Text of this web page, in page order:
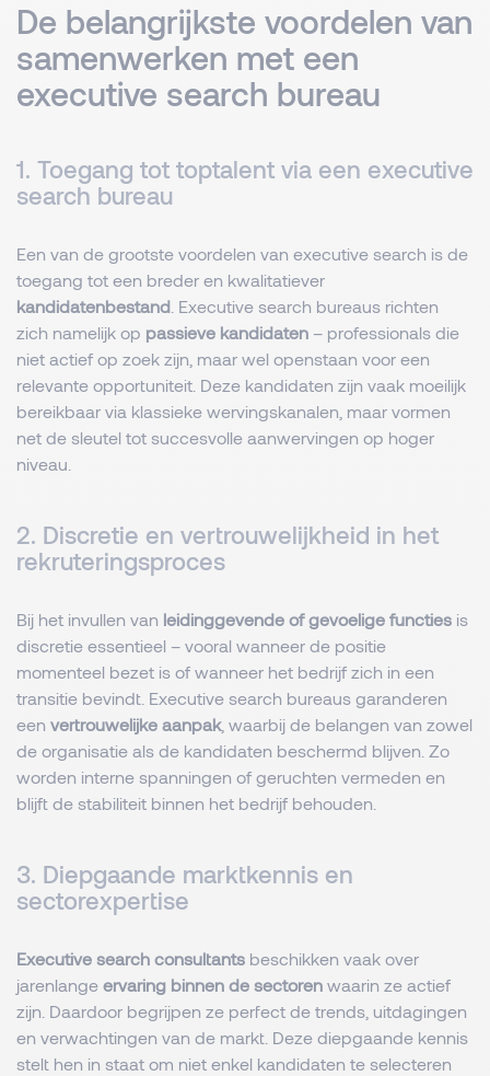
De belangrijkste voordelen van
samenwerken met een
executive search bureau
1. Toegang tot toptalent via een executive
search bureau
Een van de grootste voordelen van executive search is de
toegang tot een breder en kwalitatiever
kandidatenbestand . Executive search bureaus richten
zich namelijk op passieve kandidaten – professionals die
niet actief op zoek zijn, maar wel openstaan voor een
relevante opportuniteit. Deze kandidaten zijn vaak moeilijk
bereikbaar via klassieke wervingskanalen, maar vormen
net de sleutel tot succesvolle aanwervingen op hoger
niveau.
2. Discretie en vertrouwelijkheid in het
rekruteringsproces
Bij het invullen van leidinggevende of gevoelige functies is
discretie essentieel – vooral wanneer de positie
momenteel bezet is of wanneer het bedrijf zich in een
transitie bevindt. Executive search bureaus garanderen
een vertrouwelijke aanpak, waarbij de belangen van zowel
de organisatie als de kandidaten beschermd blijven. Zo
worden interne spanningen of geruchten vermeden en
blijft de stabiliteit binnen het bedrijf behouden.
3. Diepgaande marktkennis en
sectorexpertise
Executive search consultants beschikken vaak over
jarenlange ervaring binnen de sectoren waarin ze actief
zijn. Daardoor begrijpen ze perfect de trends, uitdagingen
en verwachtingen van de markt. Deze diepgaande kennis
stelt hen in staat om niet enkel kandidaten te selecteren